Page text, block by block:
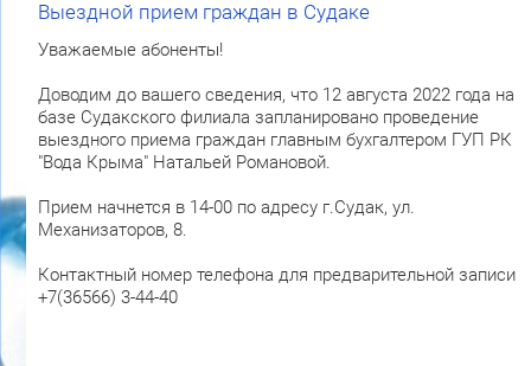
Выездной прием граждан в Судаке
Уважаемые абоненты!
Доводим до вашего сведения, что 12 августа 2022 года на
базе Судакского филиала запланировано проведение
выездного приема граждан главным бухгалтером ГУП РК
"Вода Крыма" Натальей Романовой.
Прием начнется в 14-00 по адресу г.Судак, ул.
Механизаторов, 8.
Контактный номер телефона для предварительной записи
+7(36566) 3-44-40